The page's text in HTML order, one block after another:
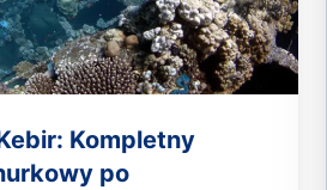
Kompletny
po